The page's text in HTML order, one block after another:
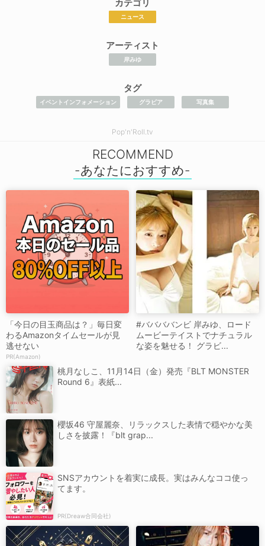
カテゴリ
ニュース
アーティスト
岸みゆ
タグ
イベントインフォメーション グラビア 写真集
Pop'n'Roll.tv
RECOMMEND
「今日の目玉商品は？」毎日変
わるAmazonタイムセールが見
逃せない
PR(Amazon)
#ババババンビ 岸みゆ、ロード
ムービーテイストでナチュラル
な姿を魅せる！ グラビ...
桃月なしこ、11月14日（金）発売『BLT MONSTER
Round 6』表紙...
櫻坂46 守屋麗奈、リラックスした表情で穏やかな美
しさを披露！『blt grap...
SNSアカウントを着実に成長。実はみんなココ使っ
てます。
PR(Dreaw合同会社)